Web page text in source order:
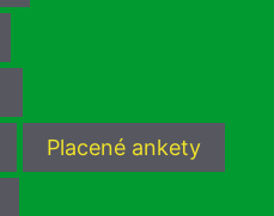
Placené ankety